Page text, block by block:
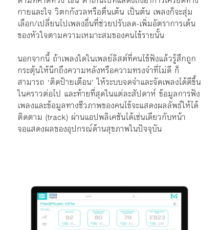
กายและใจ วิตกกังวลหรือตื่นเต้น เป็นต้น เพลงก็จะสุ่ม
เลือก/เปลี่ยนไปเพลงอื่นที่ช่วยปรับลด-เพิ่มอัตราการเต้น
ของหัวใจตามความเหมาะสมของคนไข้รายนั้น
นอกจากนี้ ถ้าเพลงใดในเพลย์ลิสต์ที่คนไข้ฟังแล้วรู้สึกถูก
กระตุ้นให้นึกถึงความหลังหรือความทรงจำที่ไม่ดี ก็
สามารถ ‘ติดป้ายเตือน’ ให้ระบบจดจำและจัดเพลงได้ดีขึ้น
ในคราวต่อไป และท้ายที่สุดในแต่ละสัปดาห์ ข้อมูลการฟัง
เพลงและข้อมูลทางชีวภาพของคนไข้จะแสดงผลลัพธ์ให้ได้
ติดตาม (track) ผ่านแอปพลิเคชันได้เช่นเดียวกับหน้า
จอแสดงผลของอุปกรณ์ด้านสุขภาพในปัจจุบัน